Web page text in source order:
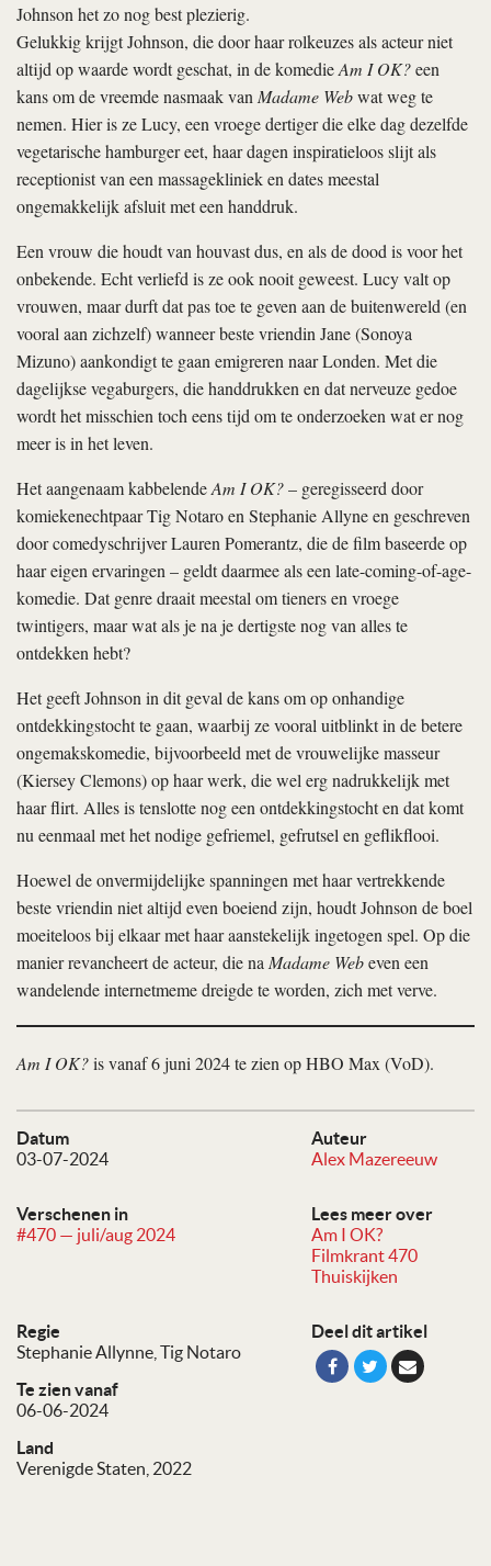
Datum
03-07-2024
Auteur
Alex Mazereeuw
Verschenen in
#470 — juli/aug 2024
Lees meer over
Am I OK?
Filmkrant 470
Thuiskijken
Regie
Stephanie Allynne Tig Notaro
Te zien vanaf
06-06-2024
Land
Verenigde Staten, 2022
Deel dit artikel
Johnson het zo nog best plezierig.
Gelukkig krijgt Johnson, die door haar rolkeuzes als acteur niet
altijd op waarde wordt geschat, in de komedieAm I OK?een
kans om de vreemde nasmaak vanMadame Webwat weg te
nemen. Hier is ze Lucy, een vroege dertiger die elke dag dezelfde
vegetarische hamburger eet, haar dagen inspiratieloos slijt als
receptionist van een massagekliniek en dates meestal
ongemakkelijk afsluit met een handdruk.
Een vrouw die houdt van houvast dus, en als de dood is voor het
onbekende. Echt verliefd is ze ook nooit geweest. Lucy valt op
vrouwen, maar durft dat pas toe te geven aan de buitenwereld (en
vooral aan zichzelf) wanneer beste vriendin Jane (Sonoya
Mizuno) aankondigt te gaan emigreren naar Londen. Met die
dagelijkse vegaburgers, die handdrukken en dat nerveuze gedoe
wordt het misschien toch eens tijd om te onderzoeken wat er nog
meer is in het leven.
Het aangenaam kabbelendeAm I OK?– geregisseerd door
komiekenechtpaar Tig Notaro en Stephanie Allyne en geschreven
door comedyschrijver Lauren Pomerantz, die de film baseerde op
haar eigen ervaringen – geldt daarmee als een late-coming-of-­age-
komedie. Dat genre draait meestal om tieners en vroege
twintigers, maar wat als je na je dertigste nog van alles te
ontdekken hebt?
Het geeft Johnson in dit geval de kans om op onhandige
ontdekkingstocht te gaan, waarbij ze vooral uitblinkt in de betere
ongemakskomedie, bijvoorbeeld met de vrouwelijke masseur
(Kiersey Clemons) op haar werk, die wel erg nadrukkelijk met
haar flirt. Alles is tenslotte nog een ontdekkingstocht en dat komt
nu eenmaal met het nodige gefriemel, gefrutsel en geflikflooi.
Hoewel de onvermijdelijke spanningen met haar vertrekkende
beste vriendin niet altijd even boeiend zijn, houdt Johnson de boel
moeiteloos bij elkaar met haar aanstekelijk ingetogen spel. Op die
manier revancheert de acteur, die naMadame Webeven een
wandelende internetmeme dreigde te worden, zich met verve.
Am I OK?is vanaf 6 juni 2024 te zien op HBO Max (VoD).